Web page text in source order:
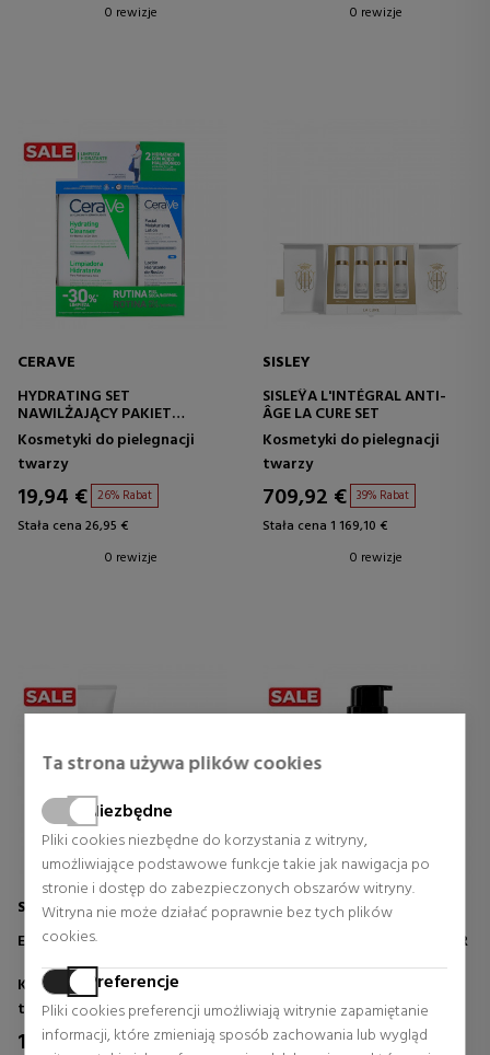
Ta strona używa plików cookies
Niezbędne
Pliki cookies niezbędne do korzystania z witryny,
umożliwiające podstawowe funkcje takie jak nawigacja po
stronie i dostęp do zabezpieczonych obszarów witryny.
Witryna nie może działać poprawnie bez tych plików
cookies.
Preferencje
Pliki cookies preferencji umożliwiają witrynie zapamiętanie
informacji, które zmieniają sposób zachowania lub wygląd
0 rewizje
0 rewizje
CERAVE
HYDRATING SET
NAWILŻAJĄCY PAKIET
OCZYSZCZAJĄCY
Kosmetyki do pielegnacji
twarzy
19,94 € 26% Rabat
Stała cena 26,95 €
0 rewizje
SISLEY
SISLEŸA L'INTÉGRAL ANTI-
ÂGE LA CURE SET
Kosmetyki do pielegnacji
twarzy
709,92 € 39% Rabat
Stała cena 1 169,10 €
0 rewizje
SENSAI
EYE TREATMENT SET
Kosmetyki do pielegnacji
twarzy
182,86 € 34% Rabat
LOREAL PROFESSIONNEL
ABSOLUT REPAIR MOLECULAR
WŁOSÓW
18,60 € 37% Rabat
Stała cena 29,39 €